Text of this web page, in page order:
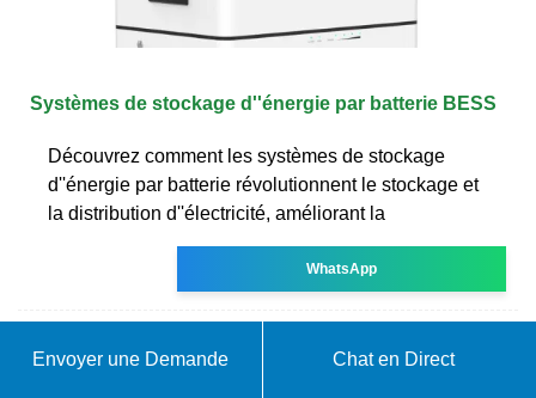
Systèmes de stockage d''énergie par batterie BESS
Découvrez comment les systèmes de stockage
d''énergie par batterie révolutionnent le stockage et
la distribution d''électricité, améliorant la
WhatsApp
Envoyer une Demande Chat en Direct